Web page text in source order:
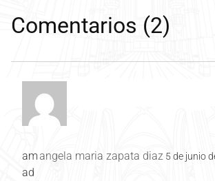
Comentarios (2)
angela maria zapata diaz 5 de junio
am
ad